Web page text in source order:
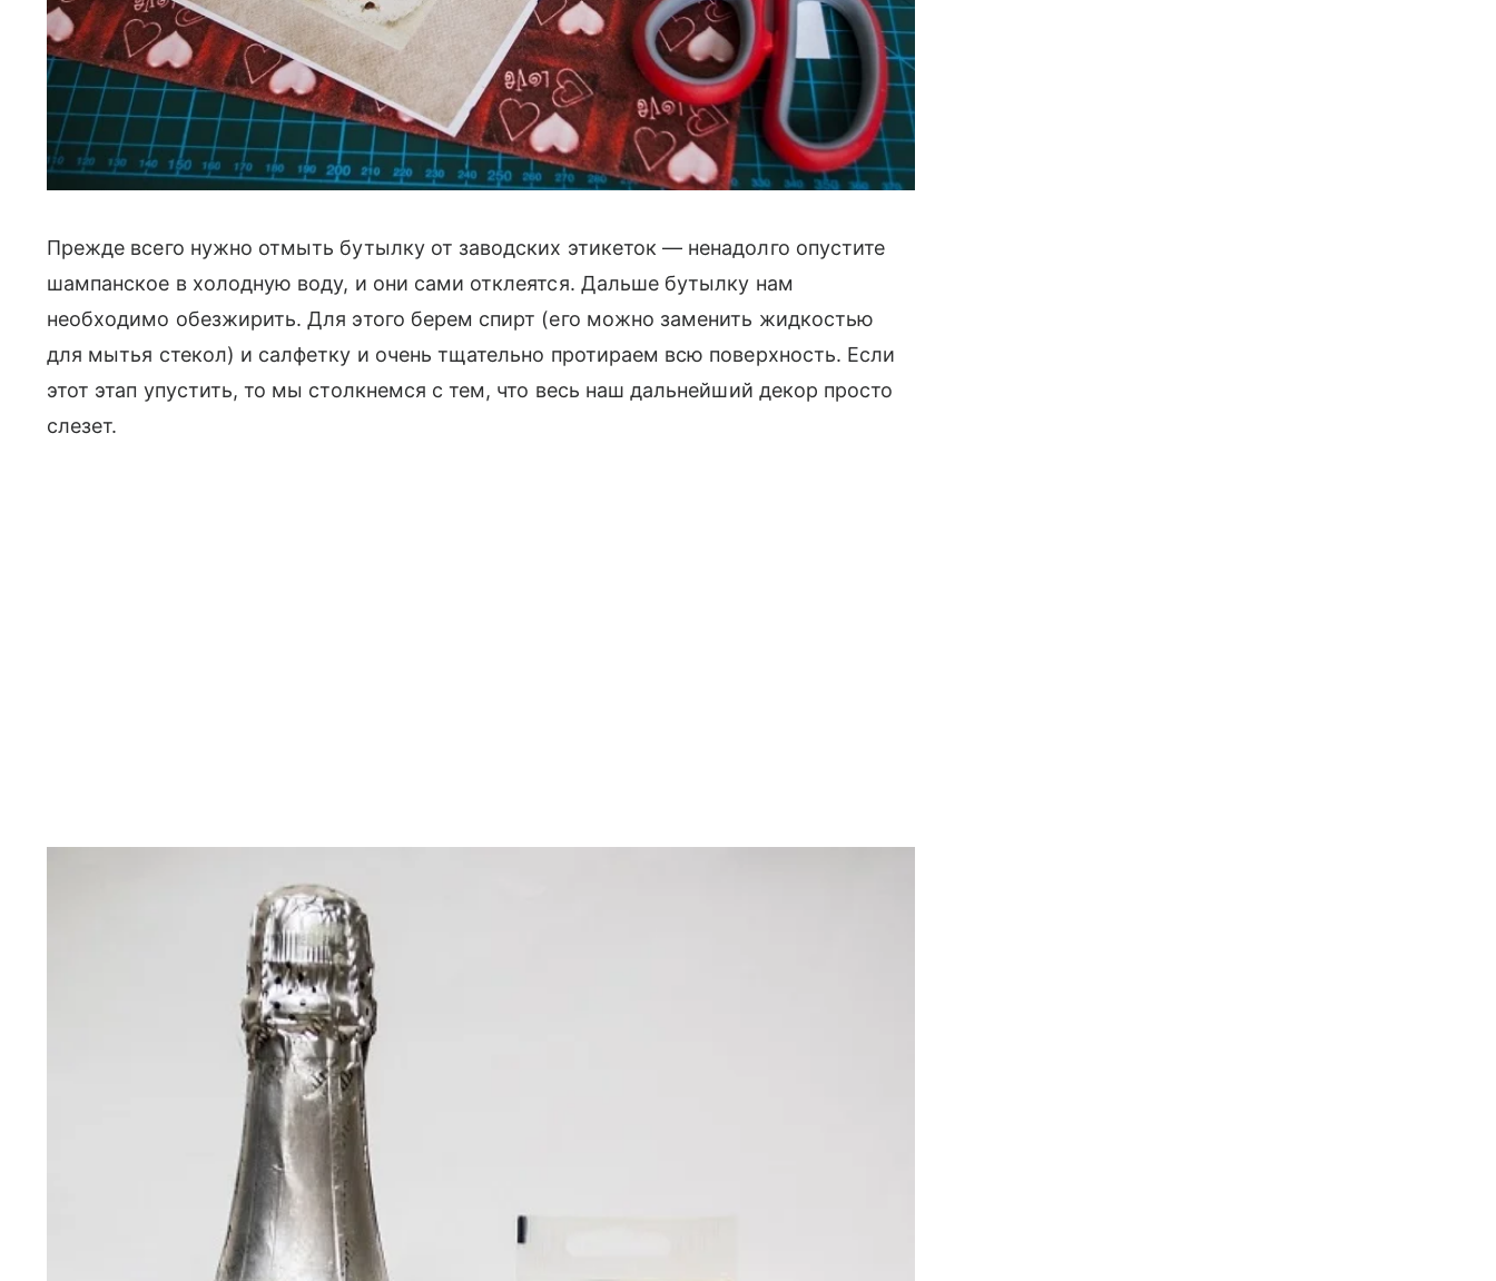
Прежде всего нужно отмыть бутылку от заводских этикеток — ненадолго опустите
шампанское в холодную воду, и они сами отклеятся. Дальше бутылку нам
необходимо обезжирить. Для этого берем спирт (его можно заменить жидкостью
для мытья стекол) и салфетку и очень тщательно протираем всю поверхность. Если
этот этап упустить, то мы столкнемся с тем, что весь наш дальнейший декор просто
слезет.